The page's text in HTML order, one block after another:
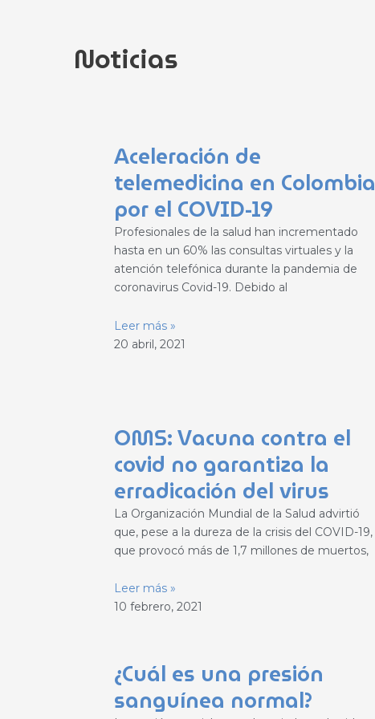
Noticias
Aceleración de
telemedicina en Colombia
por el COVID-19
Profesionales de la salud han incrementado
hasta en un 60% las consultas virtuales y la
atención telefónica durante la pandemia de
coronavirus Covid-19. Debido al
Leer más »
20 abril, 2021
OMS: Vacuna contra el
covid no garantiza la
erradicación del virus
La Organización Mundial de la Salud advirtió
que, pese a la dureza de la crisis del COVID-19,
que provocó más de 1,7 millones de muertos,
Leer más »
10 febrero, 2021
¿Cuál es una presión
sanguínea normal?